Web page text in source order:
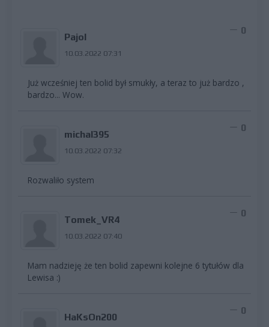
Pajol
10.03.2022 07:31
0
Już wcześniej ten bolid był smukły, a teraz to już bardzo ,
bardzo... Wow.
michal395
10.03.2022 07:32
0
Rozwaliło system
Tomek_VR4
10.03.2022 07:40
0
Mam nadzieję że ten bolid zapewni kolejne 6 tytułów dla
Lewisa :)
HaKsOn200
0